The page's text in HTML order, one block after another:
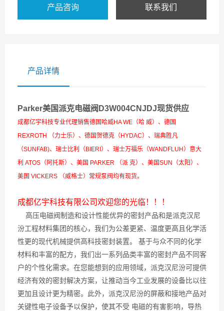
产品咨询 联系我们
产品详情
Parker美国派克电磁阀D3W004CNJDJ现货供应
成都亿宇科技专业代理销售德国哈威HA WE（哈 威）、德国
REXROTH （力士乐）、德国贺德克（HYDAC）、瑞典胜凡
（SUNFAB)、瑞士比利（BIERI）、瑞士万福乐（WANDFLUH）意大
利 ATOS（阿托斯）、美国 PARKER （派 克）、美国SUN（太阳）、
美国 VICKERS （威格士）常规泵阀均有现货。
成都亿宇科技有限公司欢迎您的光临！！！
高压电磁阀制造和设计性能优异的密封产品和是派克汉尼
汾工程材料集团的核心，我们为公差更紧、温度更高且化学活
性更的现代机械提供高科技密封装置。 基于与众不同的化学
材料和丰富的配方，我们出一系列品类丰富的密封产品不同客
户的个性化需求。在您能想到的应用领域，派克汉尼汾可提供
经济有效的密封解决方案，让推动当今工业发展的设备比以往
更加且设计更为精密。此外，派克汉尼汾的屏蔽和接地产品对
关键性电子设备予以保护，使其不受 电磁的有害影响，导热